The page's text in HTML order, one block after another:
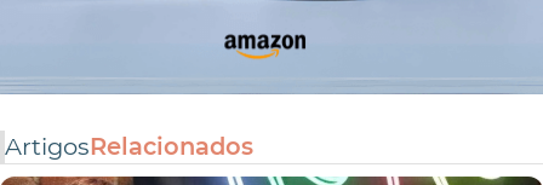
ArtigosRelacionados